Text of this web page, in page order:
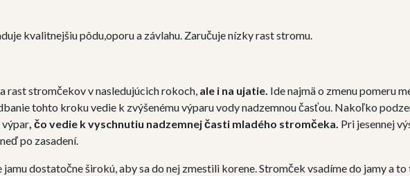
kvalitnejšiu pôdu,oporu a závlahu. Zaručuje nízky rast stromu.
rast stromčekov v nasledujúcich rokoch, ale i na ujatie. Ide najmä o zmenu pomeru
tohto kroku vedie k zvýšenému výparu vody nadzemnou časťou. Nakoľko
výpar, čo vedie k vyschnutiu nadzemnej časti mladého stromčeka. Pri jesennej
po zasadení.
dostatočne širokú, aby sa do nej zmestili korene. Stromček vsadíme do jamy a